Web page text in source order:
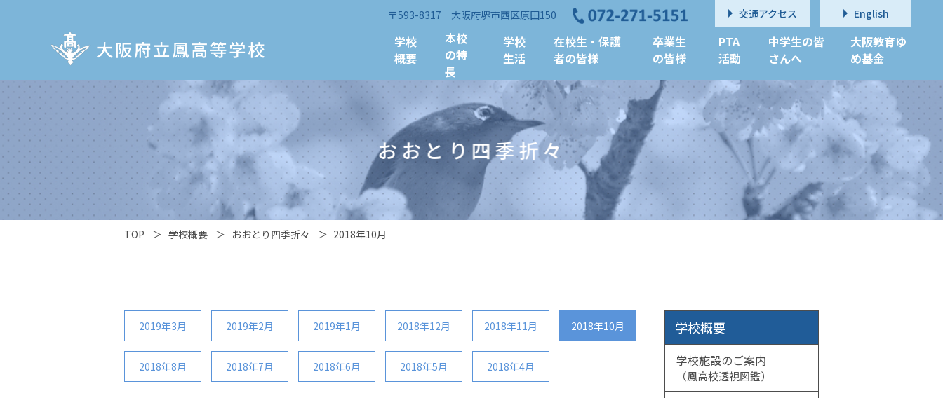
学校
概要
本校
の特
長
学校
生活
在校生・保護
者の皆様
卒業生
の皆様
PTA
活動
中学生の皆
さんへ
大阪教育ゆ
め基金
交通アクセス English
〒593-8317 大阪府堺市西区原田150
おおとり四季折々
TOP ＞ 学校概要 ＞ おおとり四季折々 ＞ 2018年10月
2019年3月 2019年2月 2019年1月 2018年12月 2018年11月 2018年10月
2018年8月 2018年7月 2018年6月 2018年5月 2018年4月
学校概要
学校施設のご案内
（鳳高校透視図鑑）